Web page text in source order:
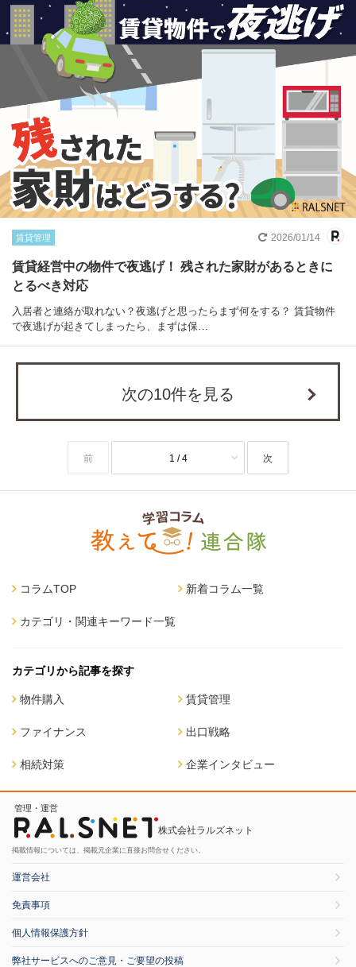
賃貸管理 2026/01/14
賃貸経営中の物件で夜逃げ！ 残された家財があるときに
とるべき対応
入居者と連絡が取れない？夜逃げと思ったらまず何をする？ 賃貸物件
で夜逃げが起きてしまったら、まずは保…
次の10件を見る
前 1 / 4 次
コラムTOP 新着コラム一覧
カテゴリ・関連キーワード一覧
カテゴリから記事を探す
物件購入 賃貸管理
ファイナンス 出口戦略
相続対策 企業インタビュー
管理・運営
株式会社ラルズネット
掲載情報については、掲載元企業に直接お問合せください。
運営会社
免責事項
個人情報保護方針
弊社サービスへのご意見・ご要望の投稿